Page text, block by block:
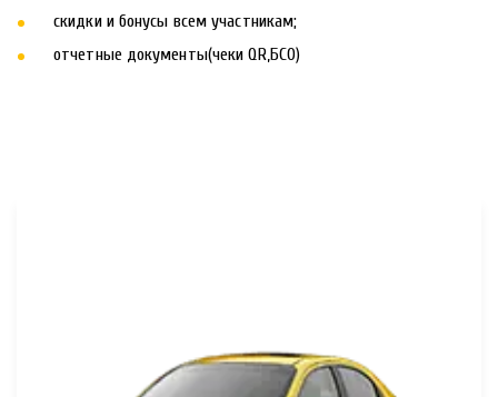
скидки и бонусы всем участникам;
отчетные документы(чеки QR,БСО)